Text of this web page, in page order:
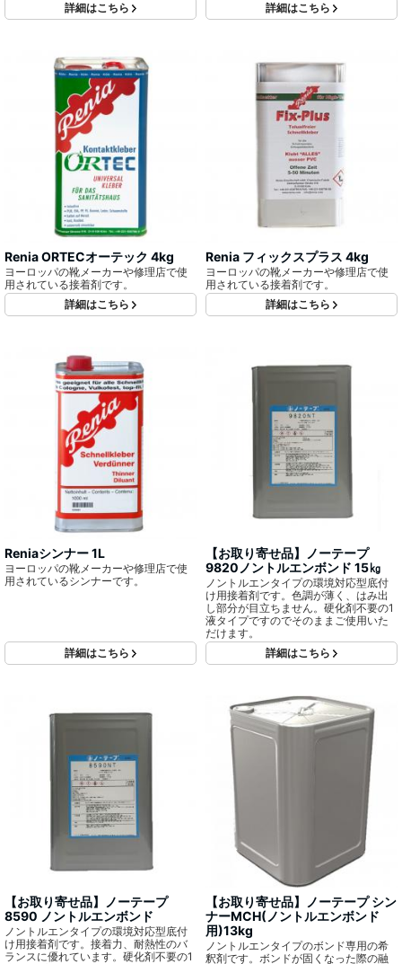
詳細はこちら
詳細はこちら
Renia ORTECオーテック 4kg
ヨーロッパの靴メーカーや修理店で使
用されている接着剤です。
詳細はこちら
Renia フィックスプラス 4kg
ヨーロッパの靴メーカーや修理店で使
用されている接着剤です。
詳細はこちら
Reniaシンナー 1L
ヨーロッパの靴メーカーや修理店で使
用されているシンナーです。
詳細はこちら
【お取り寄せ品】ノーテープ
9820ノントルエンボンド 15㎏
ノントルエンタイプの環境対応型底付
け用接着剤です。色調が薄く、はみ出
し部分が目立ちません。硬化剤不要の1
液タイプですのでそのままご使用いた
だけます。
詳細はこちら
【お取り寄せ品】ノーテープ
8590 ノントルエンボンド
ノントルエンタイプの環境対応型底付
け用接着剤です。接着力、耐熱性のバ
ランスに優れています。硬化剤不要の1
【お取り寄せ品】ノーテープ シン
ナーMCH(ノントルエンボンド
用)13kg
ノントルエンタイプのボンド専用の希
釈剤です。ボンドが固くなった際の融